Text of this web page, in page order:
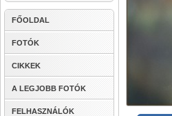
FŐOLDAL
FOTÓK
CIKKEK
A LEGJOBB FOTÓK
FELHASZNÁLÓK